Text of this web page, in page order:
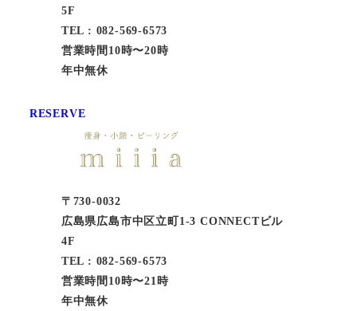
5F
TEL : 082-569-6573
営業時間10時〜20時
年中無休
RESERVE
〒730-0032
広島県広島市中区立町1-3 CONNECTビル
4F
TEL : 082-569-6573
営業時間10時〜21時
年中無休